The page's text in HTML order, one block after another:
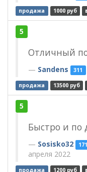
продажа 1000 руб
5
Отличный
Sandens 311
продажа 13500 руб
5
Быстро и по
Sosisko32 171
апреля 2022
продажа 1200 руб